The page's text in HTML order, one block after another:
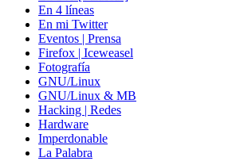
En 4 líneas
En mi Twitter
Eventos | Prensa
Firefox | Iceweasel
Fotografía
GNU/Linux
GNU/Linux & MB
Hacking | Redes
Hardware
Imperdonable
La Palabra